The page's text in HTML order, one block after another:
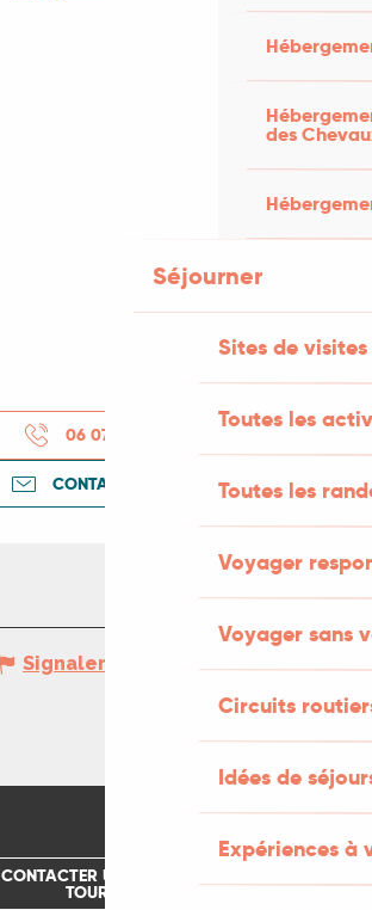
des
Séjourner
Sites de visites
Toutes les
Toutes les
Voyager
Voyager sans
Circuits
Idées de
Expériences à
06 07 74 88
CONTACTEZ-NOUS
Signaler une erreur
CONTACTER UN OFFICE DE
TOURISME